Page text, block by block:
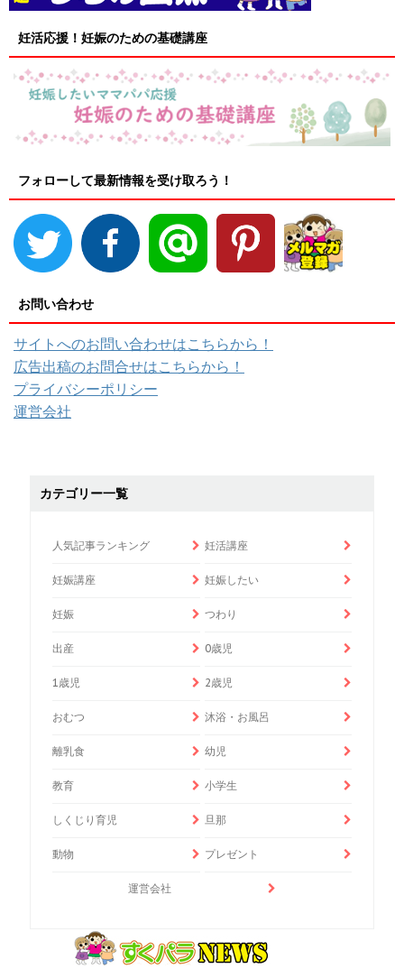
妊活応援！妊娠のための基礎講座
フォローして最新情報を受け取ろう！
お問い合わせ
サイトへのお問い合わせはこちらから！
広告出稿のお問合せはこちらから！
プライバシーポリシー
運営会社
カテゴリー一覧
人気記事ランキング 妊活講座
妊娠講座 妊娠したい
妊娠 つわり
出産 0歳児
1歳児 2歳児
おむつ 沐浴・お風呂
離乳食 幼児
教育 小学生
しくじり育児 旦那
動物 プレゼント
運営会社